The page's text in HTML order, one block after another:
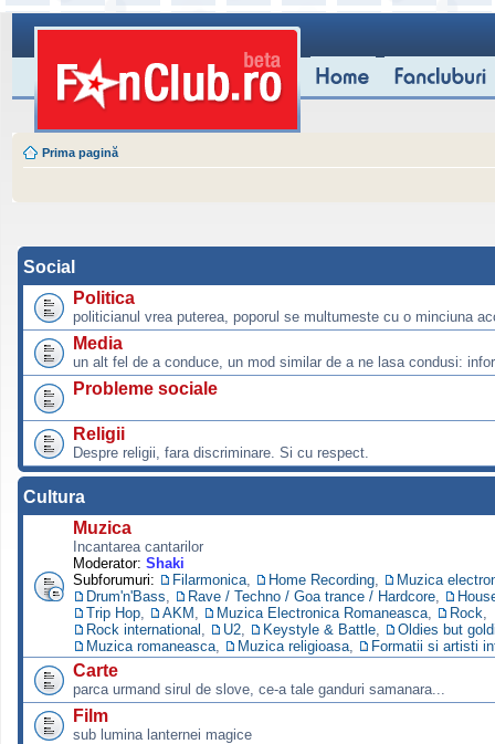
Prima pagină
Social
Politica
politicianul vrea puterea, poporul se multumeste cu o minciuna
Media
un alt fel de a conduce, un mod similar de a ne lasa condusi:
Probleme sociale
Religii
Despre religii, fara discriminare. Si cu respect.
Cultura
Muzica
Incantarea cantarilor
Moderator: Shaki
Subforumuri:
Filarmonica Home Recording
Muzica
Drum'n'Bass
Rave / Techno / Goa trance / Hardcore
Trip Hop
AKM Muzica Electronica Romaneasca Rock
Rock international
U2 Keystyle & Battle
Oldies but
Muzica romaneasca
Muzica religioasa Formatii si artisti
Carte
parca urmand sirul de slove, ce-a tale ganduri samanara...
Film
sub lumina lanternei magice